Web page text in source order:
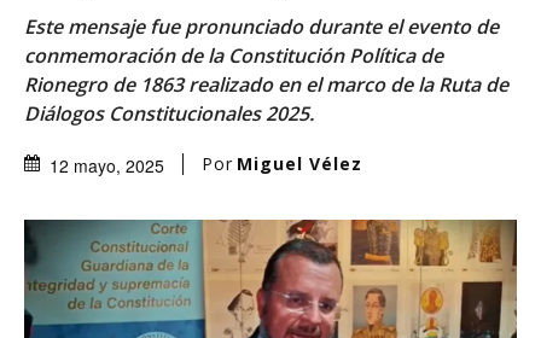
Este mensaje fue pronunciado durante el evento de
conmemoración de la Constitución Política de
Rionegro de 1863 realizado en el marco de la Ruta de
Diálogos Constitucionales 2025.
12 mayo, 2025 Por Miguel Vélez